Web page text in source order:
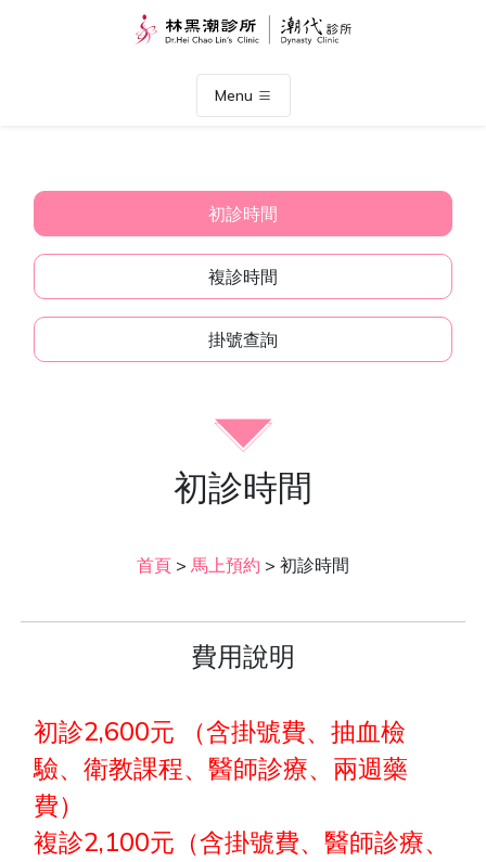
Menu
初診時間
複診時間
掛號查詢
初診時間
首頁 > 馬上預約 > 初診時間
費用說明
初診2,600元 （含掛號費、抽血檢
驗、衛教課程、醫師診療、兩週藥
費）
複診2,100元（含掛號費、醫師診療、